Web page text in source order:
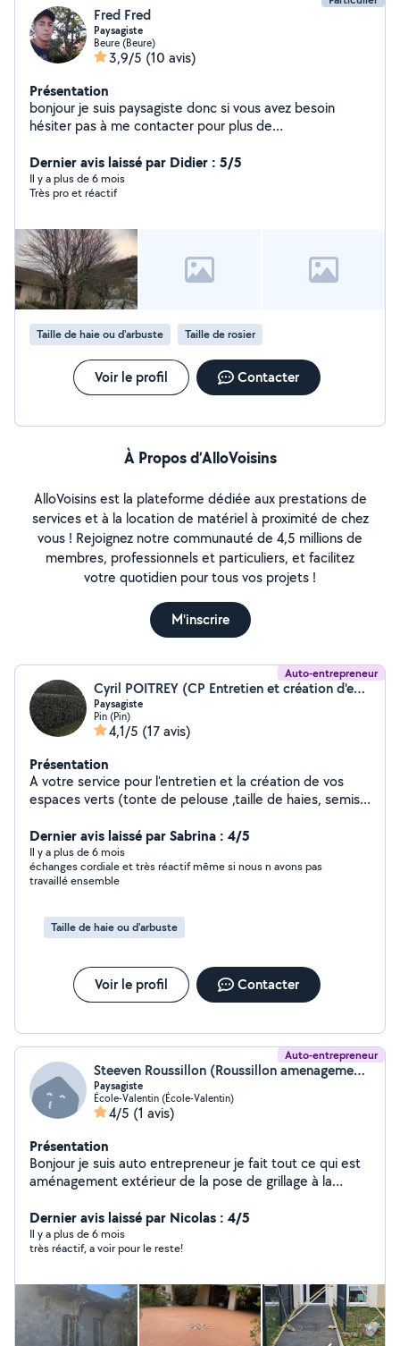
Fred Fred
Paysagiste
Beure (Beure)
3,9/5 (10 avis)
Présentation
bonjour je suis paysagiste donc si vous avez besoin
hésiter pas à me contacter pour plus de
Dernier avis laissé par Didier : 5/5
Il y a plus de 6 mois
Très pro et réactif
Taille de haie ou d'arbuste Taille de rosier
Voir le profil Contacter
À Propos d’AlloVoisins
AlloVoisins est la plateforme dédiée aux prestations de
services et à la location de matériel à proximité de chez
vous ! Rejoignez notre communauté de 4,5 millions de
membres, professionnels et particuliers, et facilitez
votre quotidien pour tous vos projets !
M'inscrire
Auto-entrepreneur
Cyril POITREY (CP Entretien et création d'espaces verts)
Paysagiste
Pin (Pin)
4,1/5 (17 avis)
Présentation
A votre service pour l'entretien et la création de vos
espaces verts (tonte de pelouse ,taille de haies, semis
terrasses en dalles pavés et autres matériaux
Dernier avis laissé par Sabrina : 4/5
Il y a plus de 6 mois
échanges cordiale et très réactif même si nous n avons pas
travaillé ensemble
Taille de haie ou d'arbuste
Voir le profil Contacter
Auto-entrepreneur
Steeven Roussillon (Roussillon amenagement)
Paysagiste
École-Valentin (École-Valentin)
4/5 (1 avis)
Présentation
Bonjour je suis auto entrepreneur je fait tout ce qui est
aménagement extérieur de la pose de grillage à la
gravats 100 euros du camion pose de moquette de
pierre que je vient de rajouté dans mon savoir faire
n'hésiter pas à me contacter
Dernier avis laissé par Nicolas : 4/5
Il y a plus de 6 mois
très réactif, a voir pour le reste!